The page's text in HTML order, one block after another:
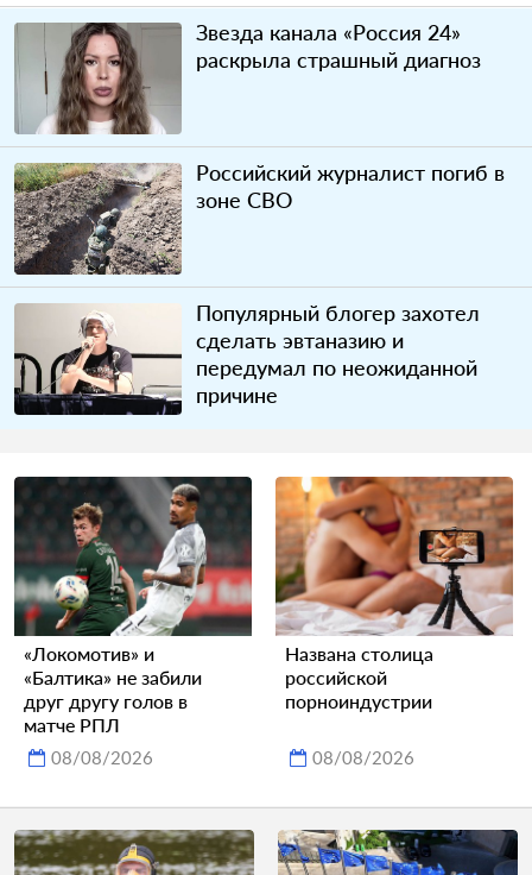
Звезда канала «Россия 24»
раскрыла страшный диагноз
Российский журналист погиб в
зоне СВО
Популярный блогер захотел
сделать эвтаназию и
передумал по неожиданной
причине
«Локомотив» и
«Балтика» не забили
друг другу голов в
матче РПЛ
08/08/2026
Названа столица
российской
порноиндустрии
08/08/2026